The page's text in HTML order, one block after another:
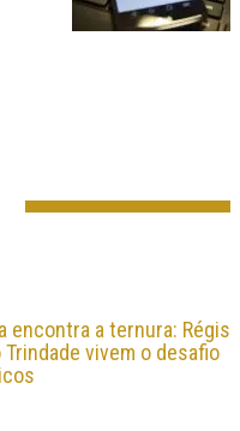
encontra a ternura: Régis
vivem o desafio